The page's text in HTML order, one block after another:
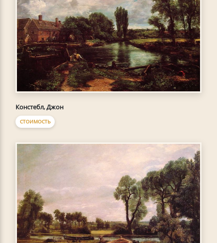
Констебл, Джон
СТОИМОСТЬ